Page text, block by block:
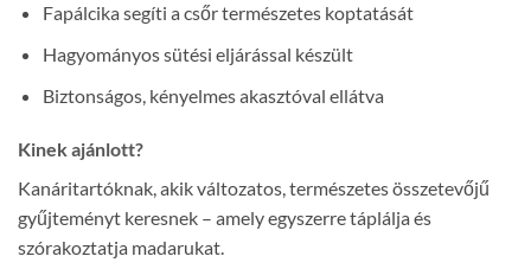
Fapálcika segíti a csőr természetes koptatását
Hagyományos sütési eljárással készült
Biztonságos, kényelmes akasztóval ellátva
Kinek ajánlott?
Kanáritartóknak, akik változatos, természetes összetevőjű
gyűjteményt keresnek – amely egyszerre táplálja és
szórakoztatja madarukat.